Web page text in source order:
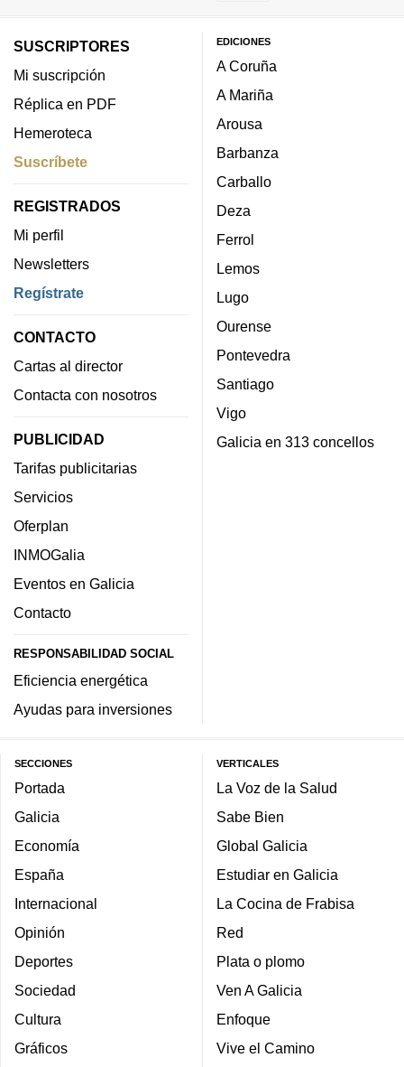
SUSCRIPTORES
Mi suscripción
Réplica en PDF
Hemeroteca
Suscríbete
REGISTRADOS
Mi perfil
Newsletters
Regístrate
CONTACTO
Cartas al director
Contacta con nosotros
PUBLICIDAD
Tarifas publicitarias
Servicios
Oferplan
INMOGalia
Eventos en Galicia
Contacto
RESPONSABILIDAD SOCIAL
Eficiencia energética
Ayudas para inversiones
EDICIONES
A Coruña
A Mariña
Arousa
Barbanza
Carballo
Deza
Ferrol
Lemos
Lugo
Ourense
Pontevedra
Santiago
Vigo
Galicia en 313 concellos
SECCIONES
Portada
Galicia
Economía
España
Internacional
Opinión
Deportes
Sociedad
Cultura
Gráficos
VERTICALES
La Voz de la Salud
Sabe Bien
Global Galicia
Estudiar en Galicia
La Cocina de Frabisa
Red
Plata o plomo
Ven A Galicia
Enfoque
Vive el Camino